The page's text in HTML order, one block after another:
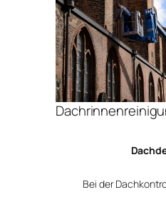
Bei der